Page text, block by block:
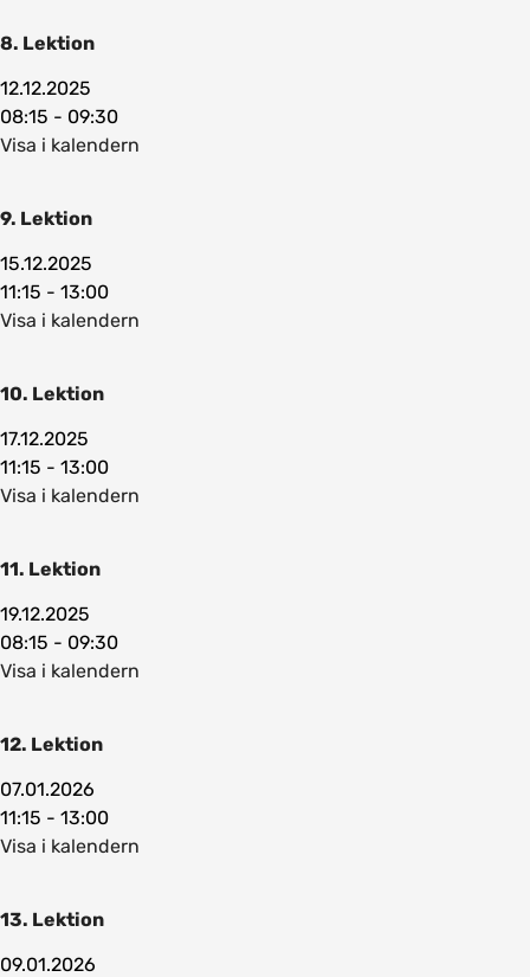
8. Lektion
12.12.2025
08:15 - 09:30
Visa i kalendern
9. Lektion
15.12.2025
11:15 - 13:00
Visa i kalendern
10. Lektion
17.12.2025
11:15 - 13:00
Visa i kalendern
11. Lektion
19.12.2025
08:15 - 09:30
Visa i kalendern
12. Lektion
07.01.2026
11:15 - 13:00
Visa i kalendern
13. Lektion
09.01.2026